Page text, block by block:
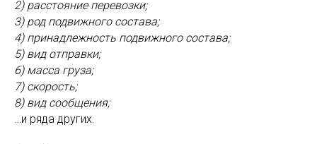
2) расстояние перевозки;
3) род подвижного состава;
4) принадлежность подвижного состава;
5) вид отправки;
6) масса груза;
7) скорость;
8) вид сообщения;
…и ряда других.